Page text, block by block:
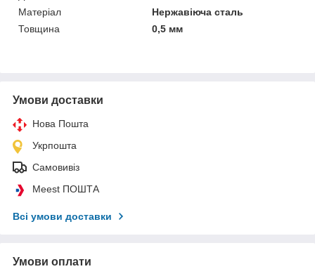
Матеріал
Нержавіюча сталь
Товщина
0,5 мм
Умови доставки
Нова Пошта
Укрпошта
Самовивіз
Meest ПОШТА
Всі умови доставки
Умови оплати